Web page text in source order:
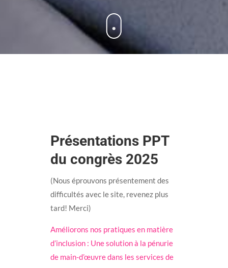
Présentations PPT
du congrès 2025
(Nous éprouvons présentement des
difficultés avec le site, revenez plus
tard! Merci)
Améliorons nos pratiques en matière
d’inclusion : Une solution à la pénurie
de main-d’œuvre dans les services de